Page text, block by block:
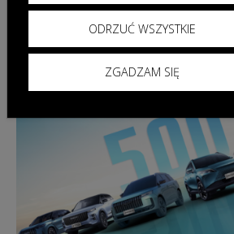
ODRZUĆ WSZYSTKIE
ZGADZAM SIĘ